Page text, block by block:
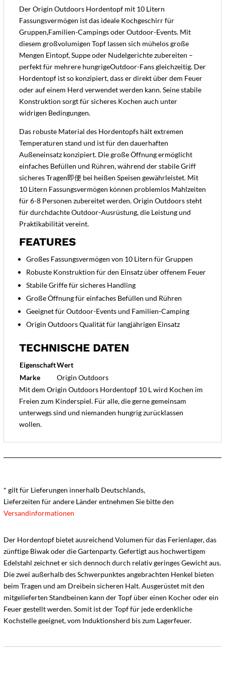
Der Origin Outdoors Hordentopf mit 10 Litern
Fassungsvermögen ist das ideale Kochgeschirr für
Gruppen,Familien-Campings oder Outdoor-Events. Mit
diesem großvolumigen Topf lassen sich mühelos große
Mengen Eintopf, Suppe oder Nudelgerichte zubereiten –
perfekt für mehrere hungrigeOutdoor-Fans gleichzeitig. Der
Hordentopf ist so konzipiert, dass er direkt über dem Feuer
oder auf einem Herd verwendet werden kann. Seine stabile
Konstruktion sorgt für sicheres Kochen auch unter
widrigen Bedingungen.
Das robuste Material des Hordentopfs hält extremen
Temperaturen stand und ist für den dauerhaften
Außeneinsatz konzipiert. Die große Öffnung ermöglicht
einfaches Befüllen und Rühren, während der stabile Griff
sicheres Tragen即便 bei heißen Speisen gewährleistet. Mit
10 Litern Fassungsvermögen können problemlos Mahlzeiten
für 6-8 Personen zubereitet werden. Origin Outdoors steht
für durchdachte Outdoor-Ausrüstung, die Leistung und
Praktikabilität vereint.
FEATURES
Großes Fassungsvermögen von 10 Litern für Gruppen
Robuste Konstruktion für den Einsatz über offenem Feuer
Stabile Griffe für sicheres Handling
Große Öffnung für einfaches Befüllen und Rühren
Geeignet für Outdoor-Events und Familien-Camping
Origin Outdoors Qualität für langjährigen Einsatz
TECHNISCHE DATEN
EigenschaftWert
Marke
Origin Outdoors
Mit dem Origin Outdoors Hordentopf 10 L wird Kochen im
Freien zum Kinderspiel. Für alle, die gerne gemeinsam
unterwegs sind und niemanden hungrig zurücklassen
wollen.
* gilt für Lieferungen innerhalb Deutschlands,
Lieferzeiten für andere Länder entnehmen Sie bitte den
Versandinformationen
Der Hordentopf bietet ausreichend Volumen für das Ferienlager, das
zünftige Biwak oder die Gartenparty. Gefertigt aus hochwertigem
Edelstahl zeichnet er sich dennoch durch relativ geringes Gewicht aus.
Die zwei außerhalb des Schwerpunktes angebrachten Henkel bieten
beim Tragen und am Dreibein sicheren Halt. Ausgerüstet mit den
mitgelieferten Standbeinen kann der Topf über einen Kocher oder ein
Feuer gestellt werden. Somit ist der Topf für jede erdenkliche
Kochstelle geeignet, vom Induktionsherd bis zum Lagerfeuer.